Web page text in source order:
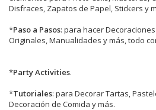
Disfraces, Zapatos de Papel, Stickers y
*Paso a Pasos: para hacer
Originales, Manualidades y más, todo
*Party Activities.
*Tutoriales: para Decorar Tartas,
Decoración de Comida y más.